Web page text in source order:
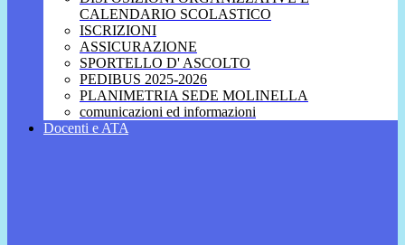
CALENDARIO SCOLASTICO
ISCRIZIONI
ASSICURAZIONE
SPORTELLO D' ASCOLTO
PEDIBUS 2025-2026
PLANIMETRIA SEDE MOLINELLA
comunicazioni ed informazioni
Docenti e ATA